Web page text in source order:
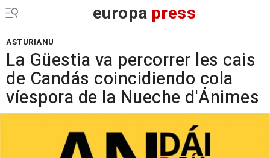
europa press
ASTURIANU
La Güestia va percorrer les cais
de Candás coincidiendo cola
víespora de la Nueche d'Ánimes